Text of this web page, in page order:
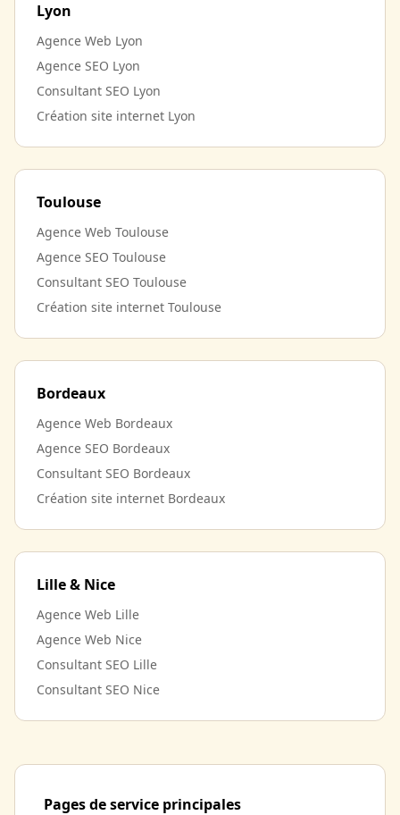
Lyon
Agence Web Lyon
Agence SEO Lyon
Consultant SEO Lyon
Création site internet Lyon
Toulouse
Agence Web Toulouse
Agence SEO Toulouse
Consultant SEO Toulouse
Création site internet Toulouse
Bordeaux
Agence Web Bordeaux
Agence SEO Bordeaux
Consultant SEO Bordeaux
Création site internet Bordeaux
Lille & Nice
Agence Web Lille
Agence Web Nice
Consultant SEO Lille
Consultant SEO Nice
Pages de service principales